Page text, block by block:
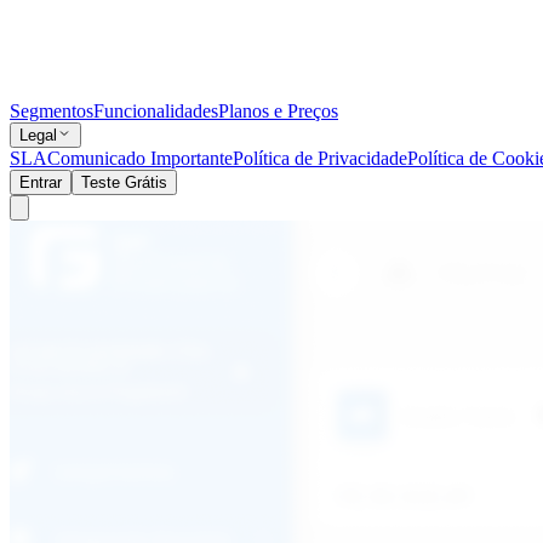
SegmentosFuncionalidadesPlanos e Preços
Legal
SLAComunicado ImportantePolítica de PrivacidadePolítica de
Entrar Teste Grátis